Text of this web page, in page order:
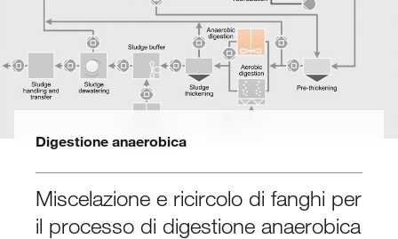
Digestione anaerobica
Miscelazione e ricircolo di fanghi per
il processo di digestione anaerobica